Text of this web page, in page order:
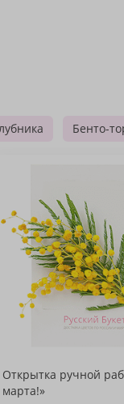
Бенто-
Открытка ручной
марта!»